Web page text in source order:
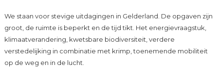
We staan voor stevige uitdagingen in Gelderland. De opgaven zijn
groot, de ruimte is beperkt en de tijd tikt. Het energievraagstuk,
klimaatverandering, kwetsbare biodiversiteit, verdere
verstedelijking in combinatie met krimp, toenemende mobiliteit
op de weg en in de lucht.